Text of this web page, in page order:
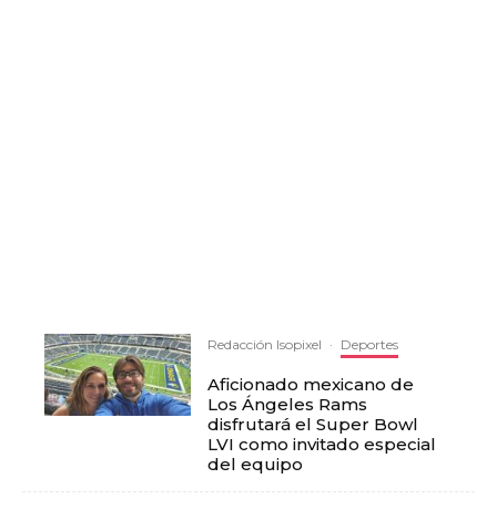
Redacción Isopixel · Deportes
Aficionado mexicano de
Los Ángeles Rams
disfrutará el Super Bowl
LVI como invitado especial
del equipo